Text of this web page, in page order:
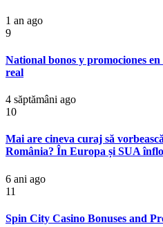
1 an ago
9
National bonos y promociones
real
4 săptămâni ago
10
Mai are cineva curaj să
România? În Europa și SUA
6 ani ago
11
Spin City Casino Bonuses and